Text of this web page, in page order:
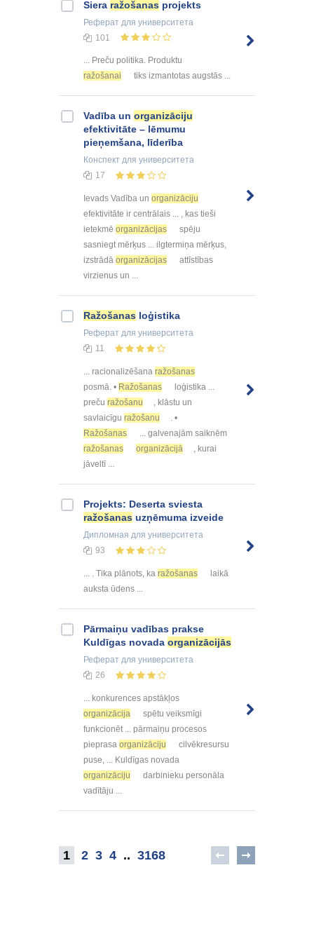
Siera ražošanas projekts
Реферат для университета
101
... Preču politika. Produktu
ražošanai
tiks izmantotas augstās ...
Vadība un organizāciju
efektivitāte – lēmumu
pieņemšana, līderība
Конспект для университета
17
Ievads Vadība un organizāciju
efektivitāte ir centrālais ... , kas tieši
ietekmē organizācijas
spēju
sasniegt mērķus ... ilgtermiņa mērķus,
izstrādā organizācijas
attīstības
virzienus un ...
Ražošanas loģistika
Реферат для университета
11
... racionalizēšana ražošanas
posmā. • Ražošanas
loģistika ...
preču ražošanu
, klāstu un
savlaicīgu ražošanu
. •
Ražošanas
... galvenajām saiknēm
ražošanas
organizācijā
, kurai
jāveltī ...
Projekts: Deserta sviesta
ražošanas uzņēmuma izveide
Дипломная для университета
93
... . Tika plānots, ka ražošanas
laikā
auksta ūdens ...
Pārmaiņu vadības prakse
Kuldīgas novada organizācijās
Реферат для университета
26
... konkurences apstākļos
organizācija
spētu veiksmīgi
funkcionēt ... pārmaiņu procesos
pieprasa organizāciju
cilvēkresursu
puse, ... Kuldīgas novada
organizāciju
darbinieku personāla
vadītāju ...
1 2 3 4 .. 3168